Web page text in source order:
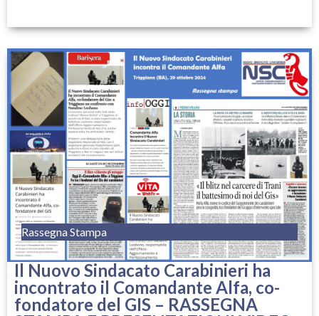
Rassegna Stampa
Il Nuovo Sindacato Carabinieri ha
incontrato il Comandante Alfa, co-
fondatore del GIS – RASSEGNA